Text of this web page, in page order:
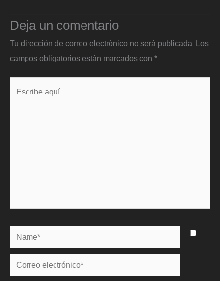
Deja un comentario
Tu dirección de correo electrónico no será publicada. Los
campos obligatorios están marcados con *
Name*
Correo
electrónico*